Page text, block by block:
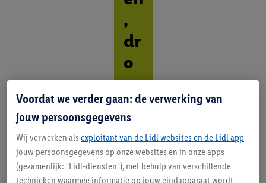
,
dr
o
m
en
,
gr
oe
Voordat we verder gaan: de verwerking van
jouw persoonsgegevens
Wij verwerken als exploitant van de Lidl websites en de Lidl app
jouw persoonsgegevens op onze websites en in onze apps
(gezamenlijk: "Lidl-diensten"), met behulp van verschillende
technieken waarmee informatie op jouw eindapparaat wordt